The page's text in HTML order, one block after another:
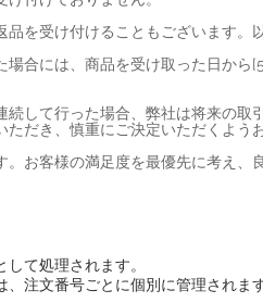
を受け付けることもございます。
合には、商品を受け取った日か
して行った場合、弊社は将来の取
だき、慎重にご決定いただくよう
お客様の満足度を最優先に考え、
て処理されます。
注文番号ごとに個別に管理されます